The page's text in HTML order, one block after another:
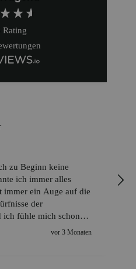
Rating
forderndes
Balance immer mit
vor 6 Monaten